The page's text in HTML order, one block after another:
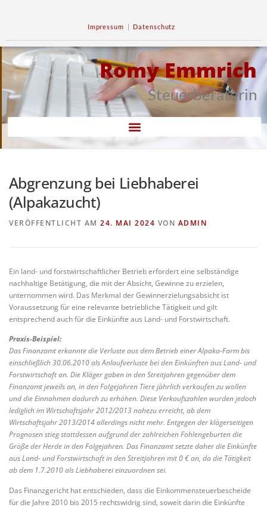
Impressum | Datenschutz
Romy Emmrich
Steuerberaterin
Abgrenzung bei Liebhaberei
(Alpakazucht)
VERÖFFENTLICHT AM 24. MAI 2024 VON ADMIN
Ein land- und forstwirtschaftlicher Betrieb erfordert eine selbständige
nachhaltige Betätigung, die mit der Absicht, Gewinne zu erzielen,
unternommen wird. Das Merkmal der Gewinnerzielungsabsicht ist
Voraussetzung für eine relevante betriebliche Tätigkeit und gilt
entsprechend auch für die Einkünfte aus Land- und Forstwirtschaft.
Praxis-Beispiel:
Das Finanzamt erkannte die Verluste aus dem Betrieb einer Alpaka-Farm bis
einschließlich 30.06.2010 als Anlaufverluste bei den Einkünften aus Land- und
Forstwirtschaft an. Die Kläger gaben in den Streitjahren gegenüber dem
Finanzamt jeweils an, in den Folgejahren Tiere jährlich verkaufen zu wollen
und die Einnahmen dadurch zu erhöhen. Diese Verkaufszahlen wurden jedoch
lediglich im Wirtschaftsjahr 2012/2013 nahezu erreicht, ab dem
Wirtschaftsjahr 2013/2014 allerdings nicht mehr. Entgegen der klägerseitigen
Prognosen stieg stattdessen aufgrund der zahlreichen Fohlengeburten die
Größe der Herde in den Folgejahren. Das Finanzamt setzte daher die Einkünfte
aus Land- und Forstwirtschaft in den Streitjahren mit 0 € an, da die Tätigkeit
ab dem 1.7.2010 als Liebhaberei einzuordnen sei.
Das Finanzgericht hat entschieden, dass die Einkommensteuerbescheide
für die Jahre 2010 bis 2015 rechtswidrig sind, soweit darin die Einkünfte